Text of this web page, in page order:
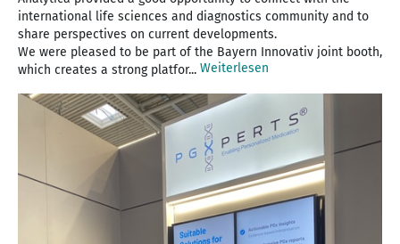
international life sciences and diagnostics community and to
share perspectives on current developments.
We were pleased to be part of the Bayern Innovativ joint booth,
which creates a strong platfor... Weiterlesen